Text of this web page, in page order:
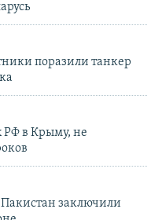
поразили танкер
в Крыму, не
заключили